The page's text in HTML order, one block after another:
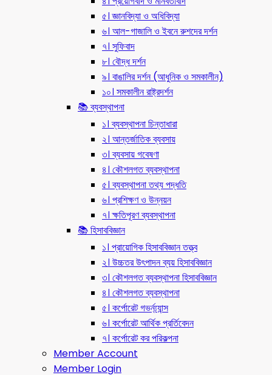
৫। জ্ঞানবিদ্যা ও অধিবিদ্যা
৬। আল-গাজালি ও ইবনে রুশদের দর্শন
৭। সুফিবাদ
৮। বৌদ্ধ দর্শন
৯। বাঙালির দর্শন (আধুনিক ও সমকালীন)
১০। সমকালীন রাষ্ট্রদর্শন
📚 ব্যবস্থাপনা
১। ব্যবস্থাপনা চিন্তাধারা
২। আন্তর্জাতিক ব্যবসায়
৩। ব্যবসায় গবেষণা
৪। কৌশলগত ব্যবস্থাপনা
৫। ব্যবস্থাপনা তথ্য পদ্ধতি
৬। প্রশিক্ষণ ও উন্নয়ন
৭। ক্ষতিপূরণ ব্যবস্থাপনা
📚 হিসাববিজ্ঞান
১। প্রায়োগিক হিসাববিজ্ঞান তত্ত্ব
২। উচ্চতর উৎপাদন ব্যয় হিসাববিজ্ঞান
৩। কৌশলগত ব্যবস্থাপনা হিসাববিজ্ঞান
৪। কৌশলগত ব্যবস্থাপনা
৫। কর্পোরেট গভর্ন্য্যান্স
৬। কর্পোরেট আর্থিক প্রর্তিবেদন
৭। কর্পোরেট কর পরিকল্পনা
Member Account
Member Login